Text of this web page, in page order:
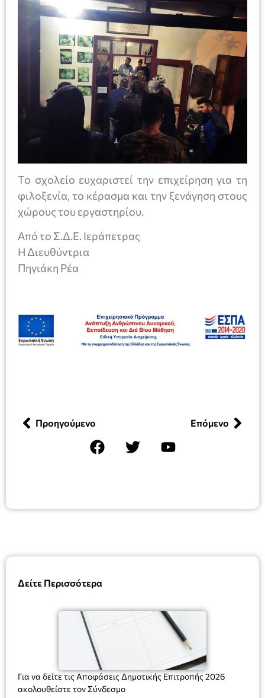
Δείτε Περισσότερα
Για να δείτε τις Αποφάσεις Δημοτικής Επιτροπής 2026
ακολουθείστε τον Σύνδεσμο
Το σχολείο ευχαριστεί την επιχείρηση για τη
φιλοξενία, το κέρασμα και την ξενάγηση στους
χώρους του εργαστηρίου.
Από το Σ.Δ.Ε. Ιεράπετρας
Η Διευθύντρια
Πηγιάκη Ρέα
Προηγούμενο Επόμενο